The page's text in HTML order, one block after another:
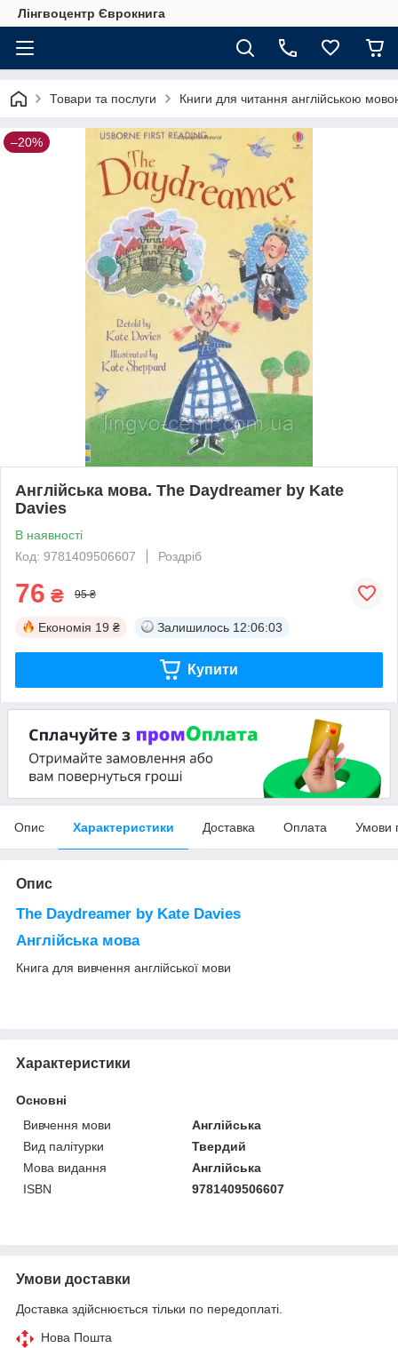
Лінгвоцентр Єврокнига
Товари та послуги Книги для читання англійською
–20%
Англійська мова. The Daydreamer by Kate
Davies
В наявності
Код: 9781409506607
Роздріб
76 ₴ 95 ₴
Економія 19 ₴ Залишилось 12:06:02
Купити
Опис Характеристики Доставка Оплата Умови
Опис
The Daydreamer by Kate Davies
Англійська мова
Книга для вивчення англійської мови
Характеристики
Основні
Вивчення мови
Англійська
Вид палітурки
Твердий
Мова видання
Англійська
ISBN
9781409506607
Умови доставки
Доставка здійснюється тільки по передоплаті.
Нова Пошта